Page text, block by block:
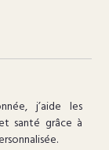
j’aide les
santé grâce à